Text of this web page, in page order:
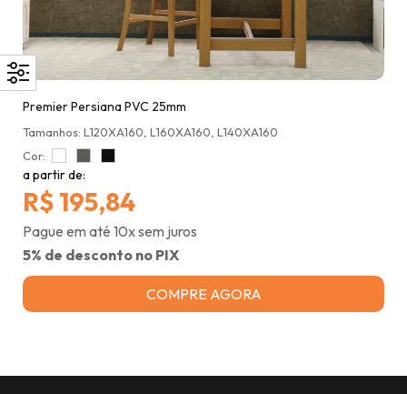
Premier Persiana PVC 25mm
Tamanhos: L120XA160, L160XA160, L140XA160
Cor:
a partir de:
R$ 195,84
Pague em até 10x sem juros
5% de desconto no PIX
COMPRE AGORA